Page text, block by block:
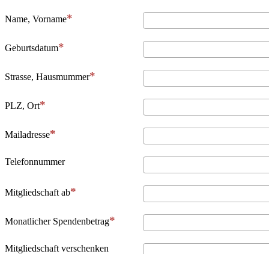
Name, Vorname
Geburtsdatum
Strasse, Hausmummer
PLZ, Ort
Mailadresse
Telefonnummer
Mitgliedschaft ab
Monatlicher Spendenbetrag
Mitgliedschaft verschenken